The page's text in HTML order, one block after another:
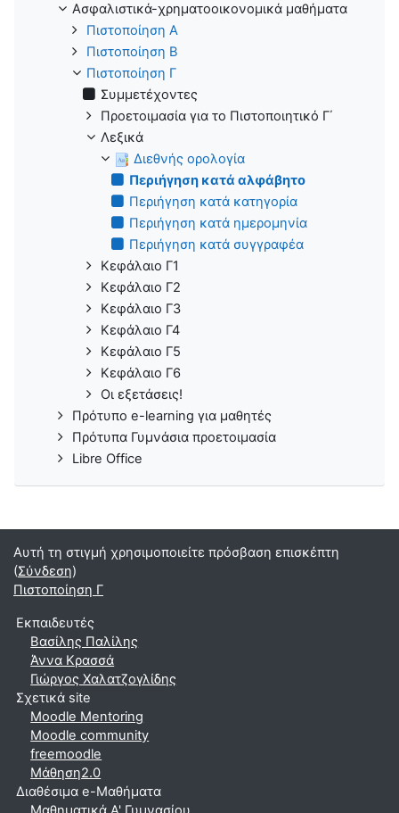
Ασφαλιστικά-χρηματοοικονομικά μαθήματα
Πιστοποίηση Α
Πιστοποίηση B
Πιστοποίηση Γ
Συμμετέχοντες
Προετοιμασία για το Πιστοποιητικό Γ΄
Λεξικά
Διεθνής ορολογία
Περιήγηση κατά αλφάβητο
Περιήγηση κατά κατηγορία
Περιήγηση κατά ημερομηνία
Περιήγηση κατά συγγραφέα
Κεφάλαιο Γ1
Κεφάλαιο Γ2
Κεφάλαιο Γ3
Κεφάλαιο Γ4
Κεφάλαιο Γ5
Κεφάλαιο Γ6
Οι εξετάσεις!
Πρότυπο e-learning για μαθητές
Πρότυπα Γυμνάσια προετοιμασία
Libre Office
Αυτή τη στιγμή χρησιμοποιείτε πρόσβαση επισκέπτη
(Σύνδεση)
Πιστοποίηση Γ
Εκπαιδευτές
Βασίλης Παλίλης
Άννα Κρασσά
Γιώργος Χαλατζογλίδης
Σχετικά site
Moodle Mentoring
Moodle community
freemoodle
Μάθηση2.0
Διαθέσιμα e-Μαθήματα